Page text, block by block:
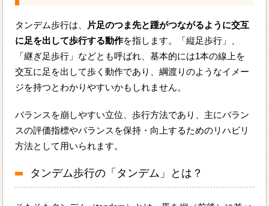
タンデム歩行は、 片足のつま先と踵がつながるように交互
に足を出して歩行する動作を指します。「縦足歩行」、
「継ぎ足歩行」などとも呼ばれ、基本的には1本の線上を
交互に足を出して歩く動作であり、綱渡りのようなイメー
ジを持つとわかりやすいかもしれません。
バランスを崩しやすい立位、歩行方法であり、主にバラン
スの評価指標やバランスを保持・向上するためのリハビリ
方法として用いられます。
タンデム歩行の「タンデム」とは？